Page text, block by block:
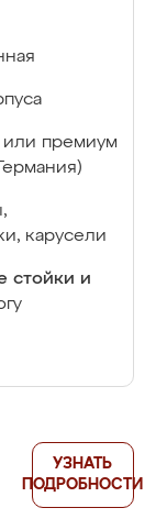
или премиум
карусели
стойки и
УЗНАТЬ
ПОДРОБНОСТИ